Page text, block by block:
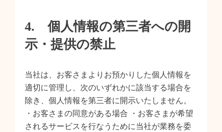
4. 個人情報の第三者への開
示・提供の禁止
当社は、お客さまよりお預かりした個人情報を
適切に管理し、次のいずれかに該当する場合を
除き、個人情報を第三者に開示いたしません。
・お客さまの同意がある場合 ・お客さまが希望
されるサービスを行なうために当社が業務を委